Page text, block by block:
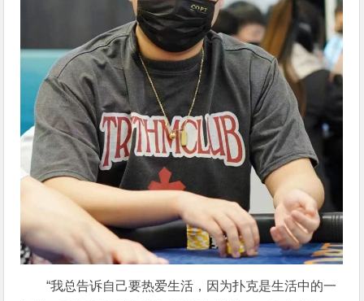
“我总告诉自己要热爱生活，因为扑克是生活中的一